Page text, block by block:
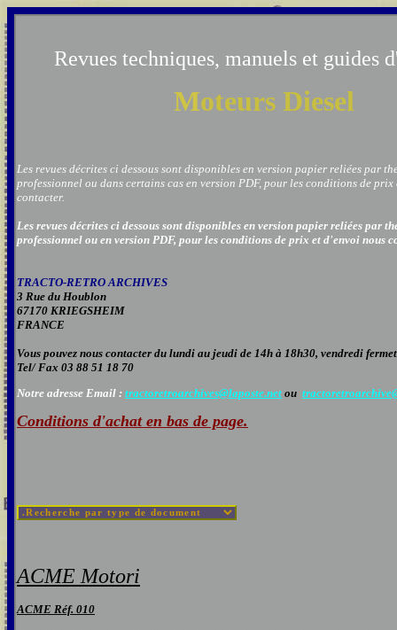
Revues techniques, manuels et guides
Moteurs Diesel
Les revues décrites ci dessous sont disponibles en version papier reliées par
professionnel ou dans certains cas en version PDF, pour les conditions de prix
contacter.
Les revues décrites ci dessous sont disponibles en version papier reliées par
professionnel ou en version PDF, pour les conditions de prix et d'envoi nous
TRACTO-RETRO ARCHIVES
3 Rue du Houblon
67170 KRIEGSHEIM
FRANCE
Vous pouvez nous contacter du lundi au jeudi de 14h à 18h30, vendredi
Tel/ Fax 03 88 51 18 70
Notre adresse Email : tractoretroarchives@laposte.net ou
Conditions d'achat en bas de page.
ACME Motori
ACME Réf. 010